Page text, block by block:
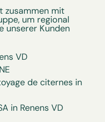
zusammen mit
um regional
unserer Kunden
VD
de citernes in
in Renens VD